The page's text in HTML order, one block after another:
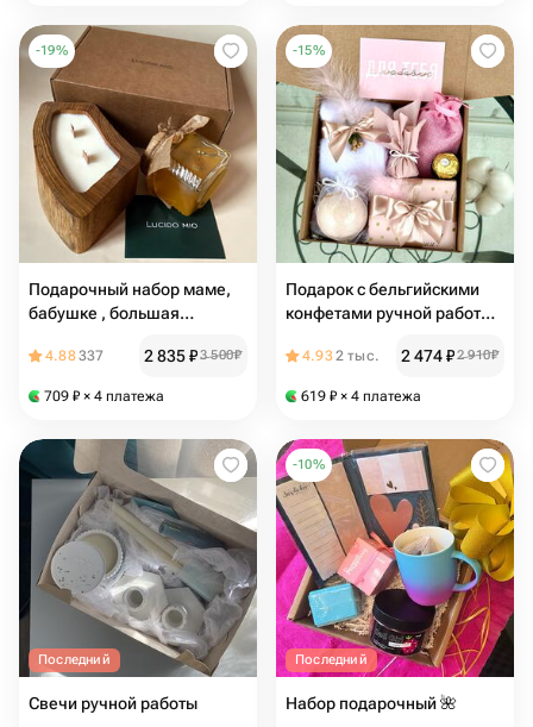
-19%
Подарочный набор маме,
бабушке , большая
липовый мёд башкирский
4.88337 2 835₽3 500₽
709 ₽ × 4 платежа
-15%
Подарок с бельгийскими
конфетами ручной работы,
чаем и ароматной
4.932 тыс. 2 474₽2 910₽
619 ₽ × 4 платежа
Последний
Свечи ручной работы
-10%
Последний
Набор подарочный 🌺